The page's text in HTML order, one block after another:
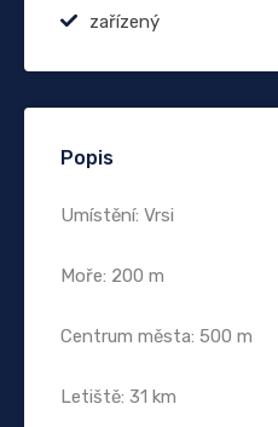
zařízený
Popis
Umístění: Vrsi
Moře: 200 m
Centrum města: 500 m
Letiště: 31 km